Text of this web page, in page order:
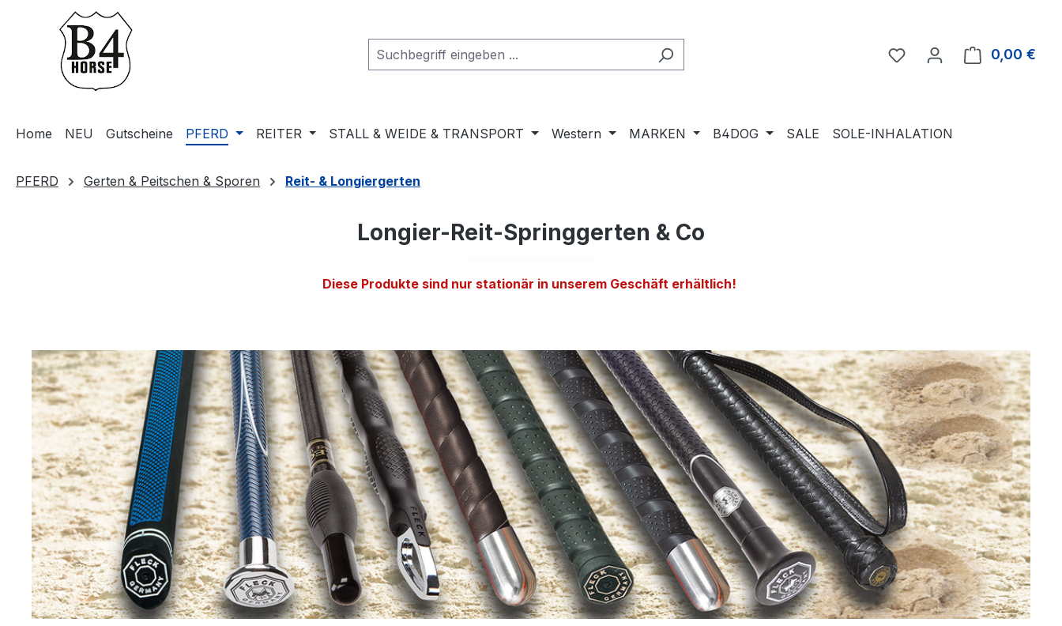
Hauptinhalt springen
Zur Suche springen
Zur Hauptnavigation springen
Du hast 0 Produkte auf
0,00 €
Home NEU Gutscheine PFERD REITER STALL & WEIDE & TRANSPORT Western MARKEN B4DOG SALE SOLE-INHALATION
PFERD Gerten & Peitschen & Sporen Reit- & Longiergerten
Longier-Reit-Springgerten & Co
Diese Produkte sind nur stationär in unserem Geschäft erhältlich!